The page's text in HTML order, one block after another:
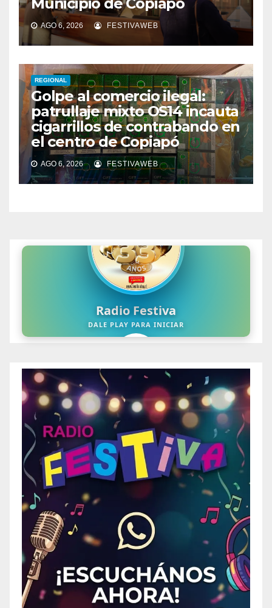
Municipio de Copiapó
AGO 6, 2026 FESTIVAWEB
REGIONAL
Golpe al comercio ilegal:
patrullaje mixto OS14 incauta
cigarrillos de contrabando en
el centro de Copiapó
AGO 6, 2026 FESTIVAWEB